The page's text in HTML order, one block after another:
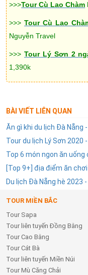
>>>Tour Cù Lao Chàm
>>>Tour Cù Lao
Nguyễn Travel
>>>Tour Lý Sơn 2
1,390k
BÀI VIẾT LIÊN QUAN
Ăn gì khi du lịch Đà Nẵng
Tour du lịch Lý Sơn
Top 6 món ngon ăn
[Top 9+] địa điểm ăn
Du lịch Đà Nẵng hè 2023
TOUR MIỀN BẮC
Tour Sapa
Tour liên tuyến Đồng Bằng
Tour Cao Bằng
Tour Cát Bà
Tour liên tuyến Miền Núi
Tour Mù Căng Chải